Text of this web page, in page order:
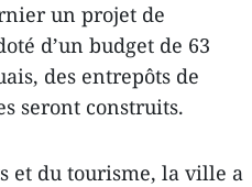
un projet de
d’un budget de 63
des entrepôts de
seront construits.
et du tourisme, la ville a